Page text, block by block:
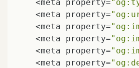
    <meta property=
    <meta property=
    <meta property=
    <meta property=
    <meta property=
    <meta property=